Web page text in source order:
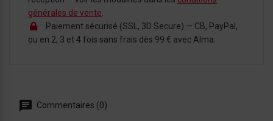
générales de vente
Paiement sécurisé (SSL, 3D Secure) — CB, PayPal,
ou en 2, 3 et 4 fois sans frais dès 99 € avec Alma.
Commentaires (0)